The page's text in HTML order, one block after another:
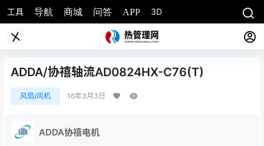
工具 导航 商城 问答 APP 3D
ADDA/协禧轴流AD0824HX-C76(T)
风扇/风机 16年3月3日
ADDA协禧电机